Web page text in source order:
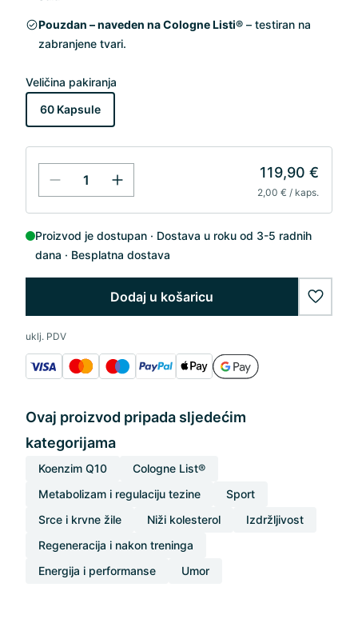
Pouzdan – naveden na Cologne Listi® – testiran na
zabranjene tvari.
Veličina pakiranja
60 Kapsule
119,90 €
2,00 € / kaps.
Proizvod je dostupan
Dostava u roku od 3-5 radnih
dana
Besplatna dostava
Dodaj u košaricu
uklj. PDV
Ovaj proizvod pripada sljedećim
kategorijama
Koenzim Q10
Cologne List®
Metabolizam i regulaciju tezine
Sport
Srce i krvne žile
Niži kolesterol
Izdržljivost
Regeneracija i nakon treninga
Energija i performanse
Umor